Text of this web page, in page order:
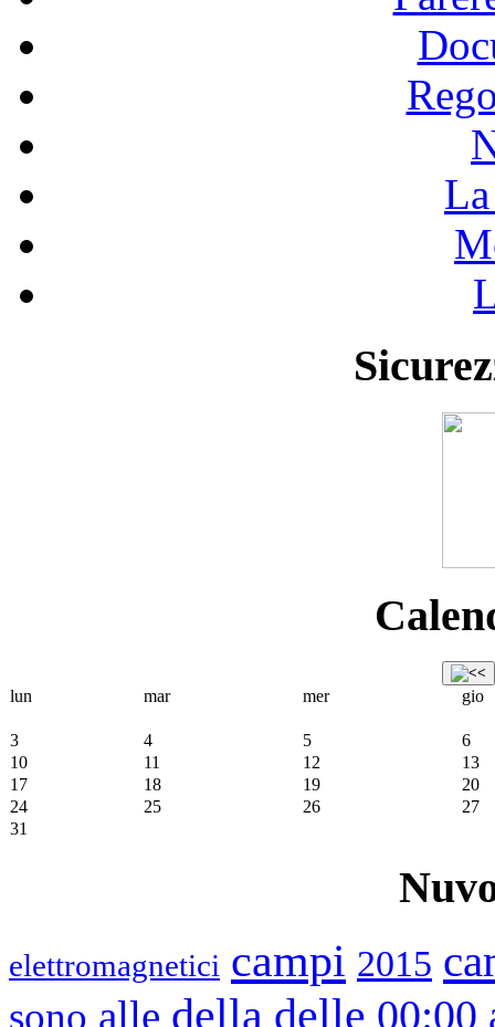
lun
mar mer gio
3 4 5
6
10
11 12
13
17
18 19
20
24
25 26
27
31
elettromagnetici campi 2015
sono alle della delle 00:00